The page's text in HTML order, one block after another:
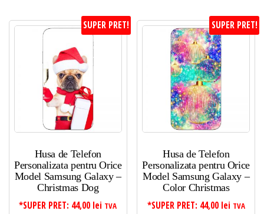
SUPER PRET!
Husa de Telefon
Personalizata pentru Orice
Model Samsung Galaxy –
Christmas Dog
*SUPER PRET: 44,00 lei TVA
SUPER PRET!
Husa de Telefon
Personalizata pentru Orice
Model Samsung Galaxy –
Color Christmas
*SUPER PRET: 44,00 lei TVA